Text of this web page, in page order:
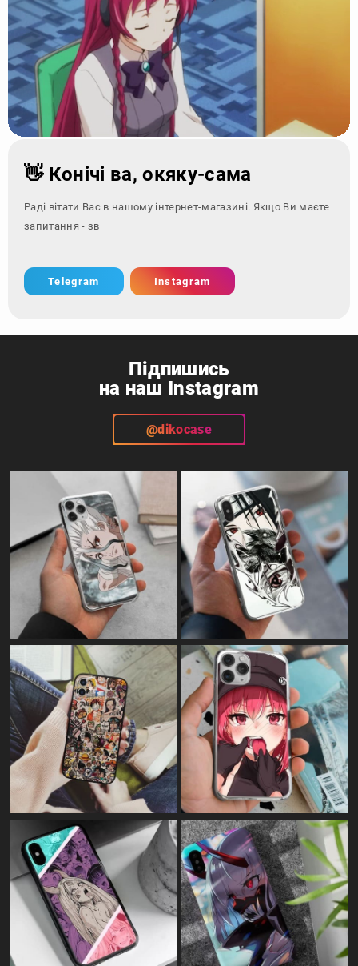
👋 Конічі ва, окяку-сама
Раді вітати Вас в нашому інтернет-магазині. Якщо Ви маєте
запитання - зверніться за к
Telegram Instagram
Підпишись
на наш Instagram
@dikocase